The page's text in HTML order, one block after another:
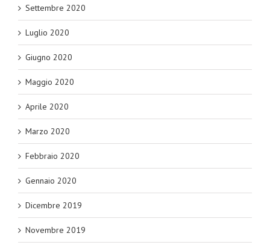
Settembre 2020
Luglio 2020
Giugno 2020
Maggio 2020
Aprile 2020
Marzo 2020
Febbraio 2020
Gennaio 2020
Dicembre 2019
Novembre 2019